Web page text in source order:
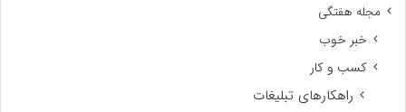
مجله هفتگی
خبر خوب
کسب و کار
راهکارهای تبلیغات